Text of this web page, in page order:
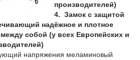
производителей)
4. Замок с защитой
надёжное и плотное
собой (у всех Европейских и
напряжения меламиновый